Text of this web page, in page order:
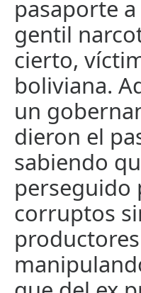
pasaporte
gentil
cierto,
boliviana.
un
dieron el
sabiendo
perseguido
corruptos